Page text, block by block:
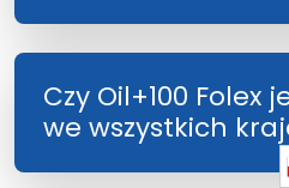
Czy Oil+100 Folex
we wszystkich